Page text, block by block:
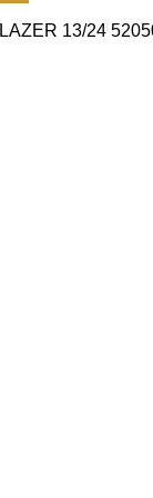
13/24